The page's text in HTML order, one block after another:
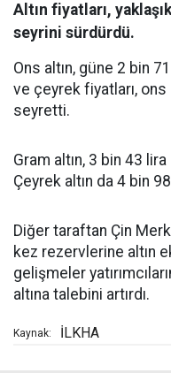
Altın fiyatları,
seyrini sürdürdü.
Ons altın, güne 2 bin
ve çeyrek fiyatları, ons
seyretti.
Gram altın, 3 bin 43
Çeyrek altın da 4 bin
Diğer taraftan Çin
kez rezervlerine altın
gelişmeler
altına talebini artırdı.
Kaynak: İLKHA